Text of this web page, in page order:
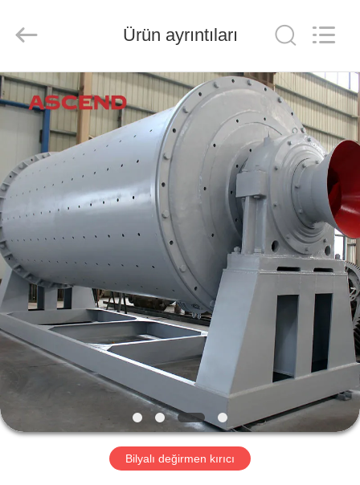
EV
ÜRÜN:%
HAKKIMIZDA
FABRIKA
TURU
KALITE
KONTROL
BIZIMLE
ILETIŞIME
Co.,
Reserved.
Ürün ayrıntıları
Bilyalı değirmen kırıcı